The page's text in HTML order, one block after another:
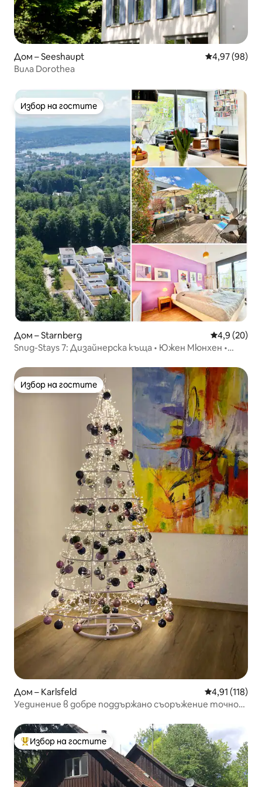
Дом – Seeshaupt Средна
4,97 (98)
Вила Dorothea
Избор на гостите
Избор на гостите
Дом – Starnberg Средна
4,9 (20)
Snug-Stays 7: Дизайнерска къща • Южен Мюнхен •
Избор на гостите
Избор на гостите
Дом – Karlsfeld Средна
4,91 (118)
Уединение в добре поддържано съоръжение точно
Най-популярен избор на гостите
Избор на гостите